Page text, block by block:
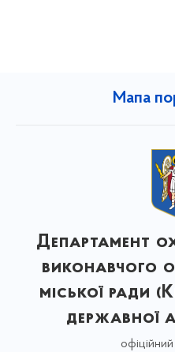
Мапа
Департамент
виконавчого
міської ради
державної